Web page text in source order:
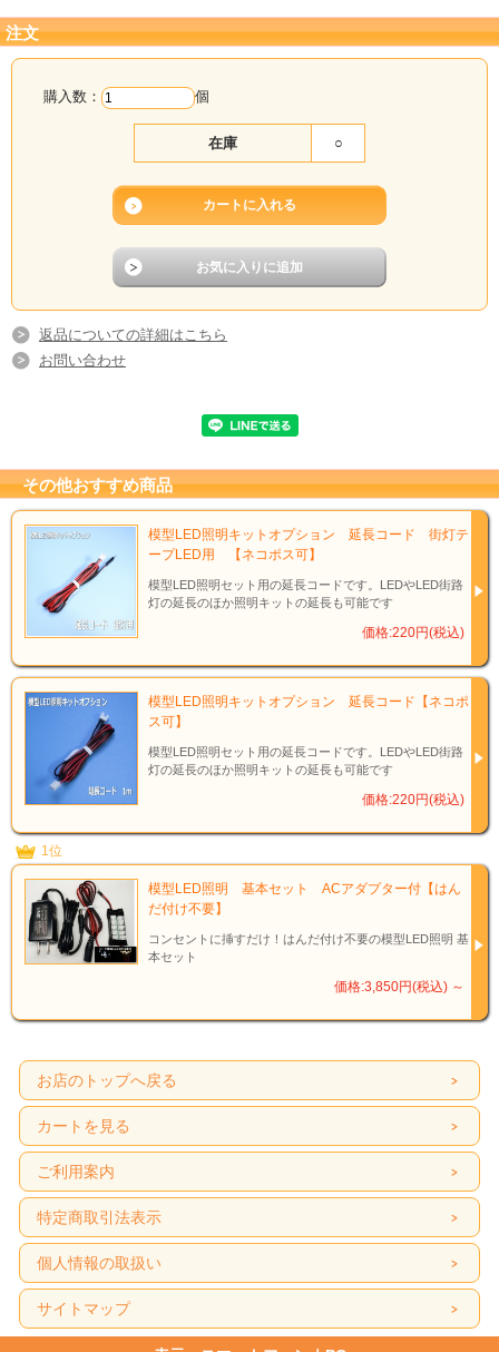
注文
購入数： 個
在庫 ○
返品についての詳細はこちら
お問い合わせ
その他おすすめ商品
模型LED照明キットオプション 延長コード 街灯テ
ープLED用 【ネコポス可】
模型LED照明セット用の延長コードです。LEDやLED街路
灯の延長のほか照明キットの延長も可能です
価格:220円(税込)
模型LED照明キットオプション 延長コード【ネコポ
ス可】
模型LED照明セット用の延長コードです。LEDやLED街路
灯の延長のほか照明キットの延長も可能です
価格:220円(税込)
1位
模型LED照明 基本セット ACアダプター付【はん
だ付け不要】
コンセントに挿すだけ！はんだ付け不要の模型LED照明 基
本セット
価格:3,850円(税込) ～
お店のトップへ戻る
カートを見る
ご利用案内
特定商取引法表示
個人情報の取扱い
サイトマップ